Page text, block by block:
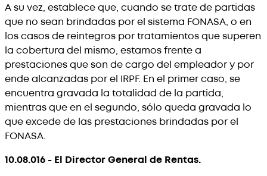
A su vez, establece que, cuando se trate de partidas
que no sean brindadas por el sistema FONASA, o en
los casos de reintegros por tratamientos que superen
la cobertura del mismo, estamos frente a
prestaciones que son de cargo del empleador y por
ende alcanzadas por el IRPF. En el primer caso, se
encuentra gravada la totalidad de la partida,
mientras que en el segundo, sólo queda gravada lo
que excede de las prestaciones brindadas por el
FONASA.
10.08.016 - El Director General de Rentas.